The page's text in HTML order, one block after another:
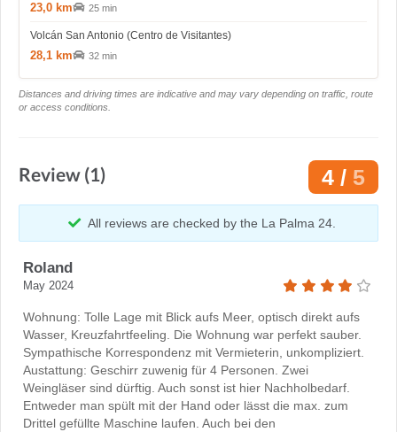
23,0 km 25 min
Volcán San Antonio (Centro de Visitantes)
28,1 km 32 min
Distances and driving times are indicative and may vary depending on traffic, route
or access conditions.
Review (1) 4 / 5
All reviews are checked by the La Palma 24.
Roland
May 2024
Wohnung: Tolle Lage mit Blick aufs Meer, optisch direkt aufs
Wasser, Kreuzfahrtfeeling. Die Wohnung war perfekt sauber.
Sympathische Korrespondenz mit Vermieterin, unkompliziert.
Austattung: Geschirr zuwenig für 4 Personen. Zwei
Weingläser sind dürftig. Auch sonst ist hier Nachholbedarf.
Entweder man spült mit der Hand oder lässt die max. zum
Drittel gefüllte Maschine laufen. Auch bei den